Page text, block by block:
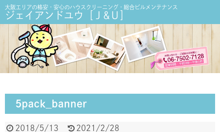
大阪エリアの格安・安心のハウスクリーニング・総合ビルメンテナンス
ジェイアンドユウ［Ｊ&Ｕ］
5pack_banner
2018/5/13 2021/2/28